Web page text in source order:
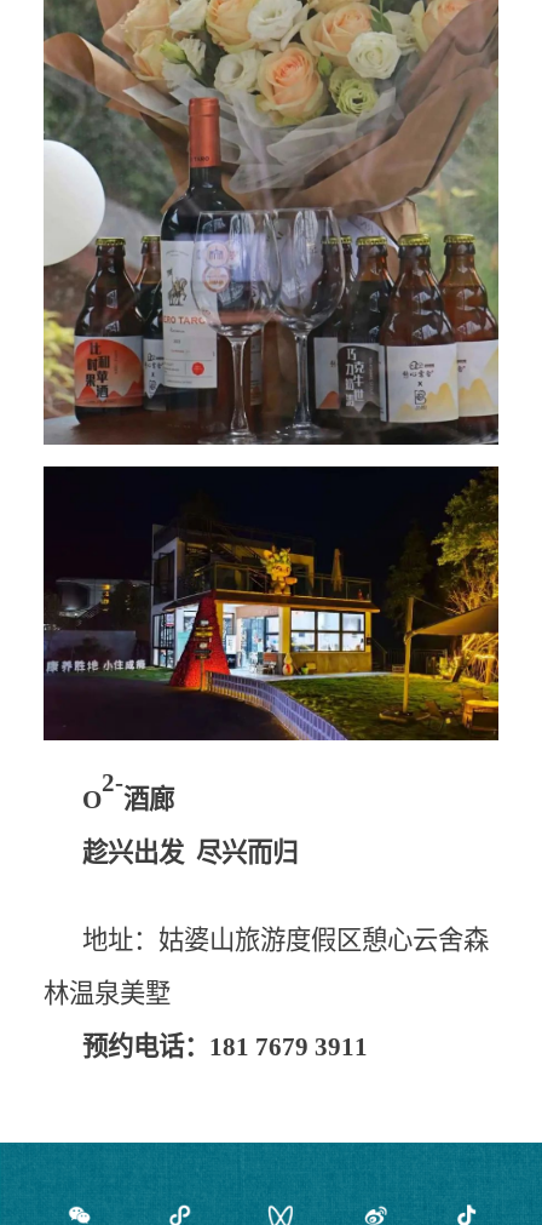
O
2-
酒廊
趁兴出发 尽兴而归
地址：姑婆山旅游度假区憩心云舍森
林温泉美墅
预约电话： 181 7679 3911